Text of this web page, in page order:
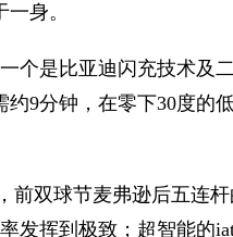
身。
个是比亚迪闪充技术及
约9分钟，在零下30度的
前双球节麦弗逊后五连
发挥到极致；超智能的